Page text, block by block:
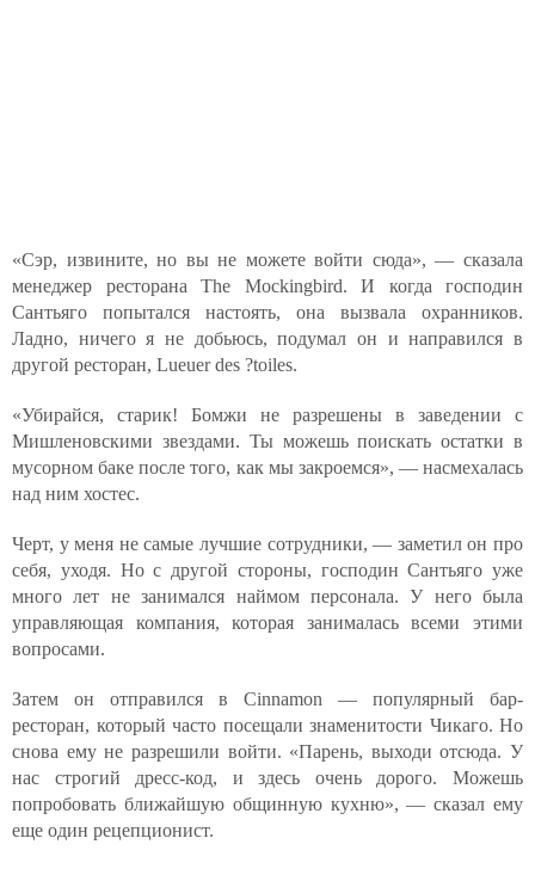
«Сэр, извините, но вы не можете войти сюда», — сказала
менеджер ресторана The Mockingbird. И когда господин
Сантьяго попытался настоять, она вызвала охранников.
Ладно, ничего я не добьюсь, подумал он и направился в
другой ресторан, Lueuer des ?toiles.
«Убирайся, старик! Бомжи не разрешены в заведении с
Мишленовскими звездами. Ты можешь поискать остатки в
мусорном баке после того, как мы закроемся», — насмехалась
над ним хостес.
Черт, у меня не самые лучшие сотрудники, — заметил он про
себя, уходя. Но с другой стороны, господин Сантьяго уже
много лет не занимался наймом персонала. У него была
управляющая компания, которая занималась всеми этими
вопросами.
Затем он отправился в Cinnamon — популярный бар-
ресторан, который часто посещали знаменитости Чикаго. Но
снова ему не разрешили войти. «Парень, выходи отсюда. У
нас строгий дресс-код, и здесь очень дорого. Можешь
попробовать ближайшую общинную кухню», — сказал ему
еще один рецепционист.